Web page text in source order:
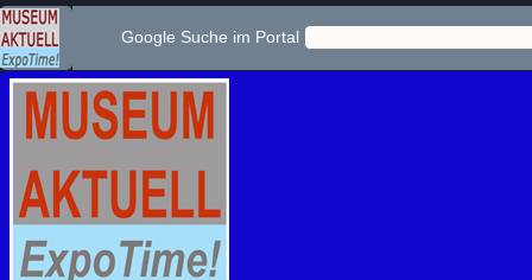
Google Suche im Portal